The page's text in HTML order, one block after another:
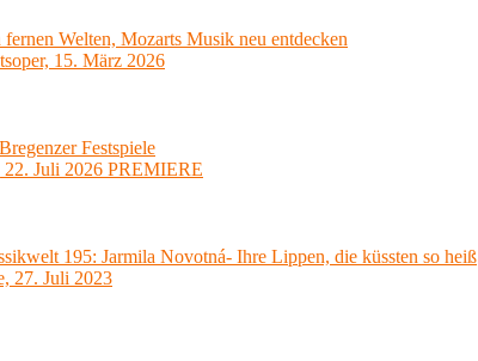
Welten, Mozarts Musik neu entdecken
15. März 2026
Festspiele
22. Juli 2026 PREMIERE
195: Jarmila Novotná- Ihre Lippen, die küssten so heiß
27. Juli 2023